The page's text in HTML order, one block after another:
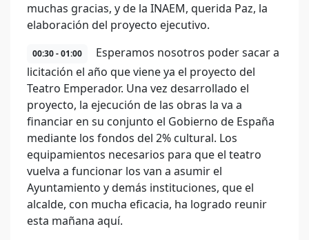
muchas gracias, y de la INAEM, querida Paz, la
elaboración del proyecto ejecutivo.
00:30 - 01:00
Esperamos nosotros poder sacar a
licitación el año que viene ya el proyecto del
Teatro Emperador. Una vez desarrollado el
proyecto, la ejecución de las obras la va a
financiar en su conjunto el Gobierno de España
mediante los fondos del 2% cultural. Los
equipamientos necesarios para que el teatro
vuelva a funcionar los van a asumir el
Ayuntamiento y demás instituciones, que el
alcalde, con mucha eficacia, ha logrado reunir
esta mañana aquí.